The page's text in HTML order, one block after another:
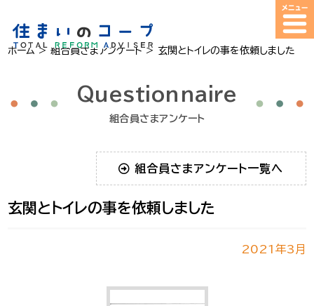
ホーム>組合員さまアンケート> 玄関とトイレの事を依頼しました
Questionnaire
組合員さまアンケート
組合員さまアンケート一覧へ
玄関とトイレの事を依頼しました
2021年3月